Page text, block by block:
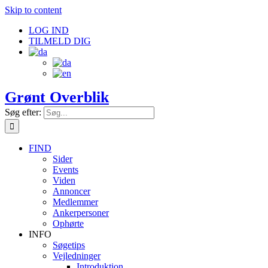
Skip to content
LOG IND
TILMELD DIG
Grønt Overblik
Søg efter:
FIND
Sider
Events
Viden
Annoncer
Medlemmer
Ankerpersoner
Ophørte
INFO
Søgetips
Vejledninger